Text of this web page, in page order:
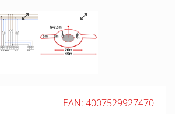
EAN: 4007529927470